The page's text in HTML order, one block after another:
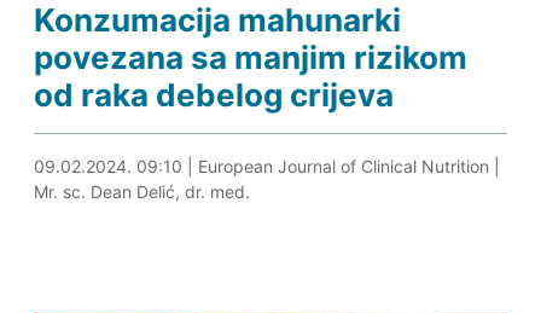
Konzumacija mahunarki
povezana sa manjim rizikom
od raka debelog crijeva
09.02.2024. 09:23
09.02.2024. 09:10 European Journal of Clinical Nutrition
Mr. sc. Dean Delić, dr. med.